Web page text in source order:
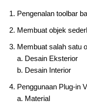
Pengenalan toolbar
Membuat objek
Membuat salah satu
a. Desain Eksterior
b. Desain Interior
Penggunaan Plug-in
a. Material